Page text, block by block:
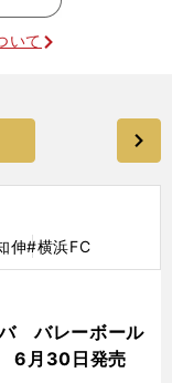
いて
伸#横浜FC
バレーボール
6月30日発売